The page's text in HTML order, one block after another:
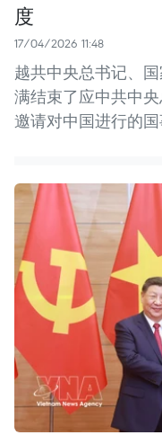
度
17/04/2026 11:48
越共中央总书记、
满结束了应中共中
邀请对中国进行的国